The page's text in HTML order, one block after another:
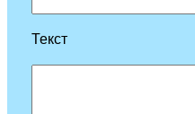
Текст